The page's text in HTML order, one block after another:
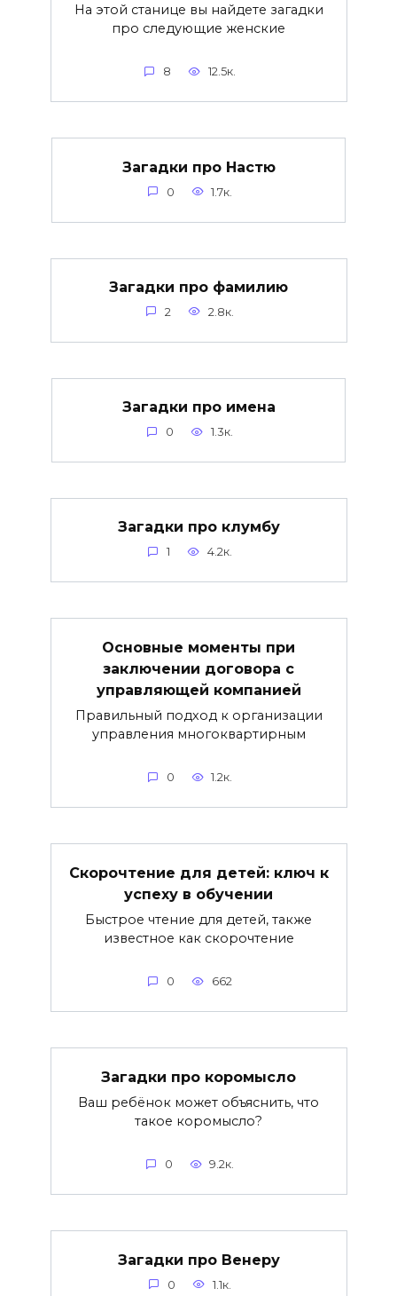
На этой станице вы найдете загадки
про следующие женские
8 12.5к.
Загадки про Настю
0 1.7к.
Загадки про фамилию
2 2.8к.
Загадки про имена
0 1.3к.
Загадки про клумбу
1 4.2к.
Основные моменты при
заключении договора с
управляющей компанией
Правильный подход к организации
управления многоквартирным
0 1.2к.
Скорочтение для детей: ключ к
успеху в обучении
Быстрое чтение для детей, также
известное как скорочтение
0 662
Загадки про коромысло
Ваш ребёнок может объяснить, что
такое коромысло?
0 9.2к.
Загадки про Венеру
0 1.1к.